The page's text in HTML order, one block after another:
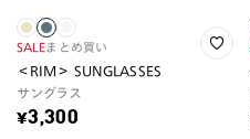
SALEまとめ買い
＜RIM＞ SUNGLASSES
サングラス
¥3,300